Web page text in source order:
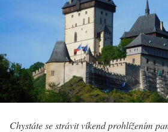
Chystáte se strávit víkend prohlížením